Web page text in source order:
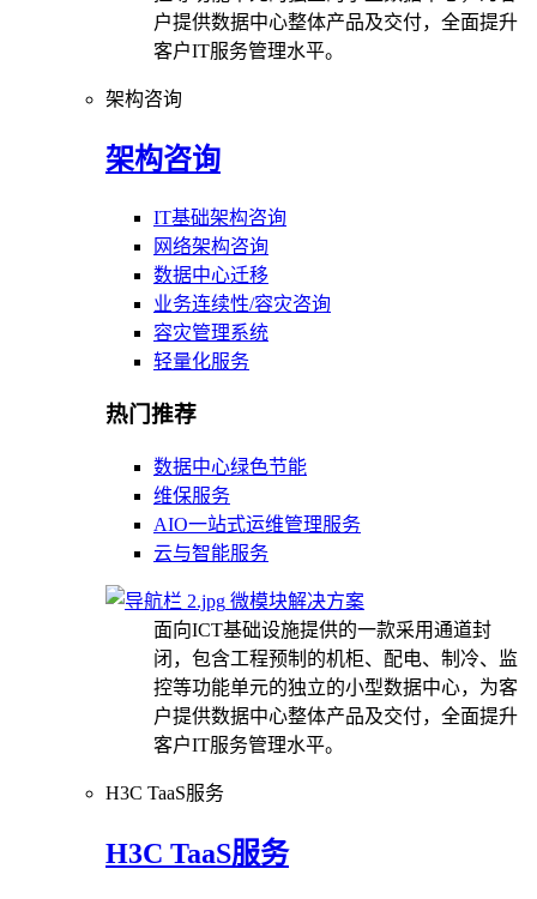
户提供数据中心整体产品及交付，全面提升
客户IT服务管理水平。
架构咨询
架构咨询
IT基础架构咨询
网络架构咨询
数据中心迁移
业务连续性/容灾咨询
容灾管理系统
轻量化服务
热门推荐
数据中心绿色节能
维保服务
AIO一站式运维管理服务
云与智能服务
微模块解决方案
面向ICT基础设施提供的一款采用通道封
闭，包含工程预制的机柜、配电、制冷、监
控等功能单元的独立的小型数据中心，为客
户提供数据中心整体产品及交付，全面提升
客户IT服务管理水平。
H3C TaaS服务
H3C TaaS服务